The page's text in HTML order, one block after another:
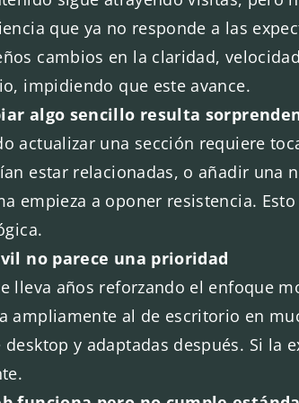
que ya no responde a las
cambios en la claridad,
impidiendo que este avance.
algo sencillo resulta
actualizar una sección requiere
estar relacionadas, o añadir una
empieza a oponer resistencia.
no parece una prioridad
lleva años reforzando el enfoque
ampliamente al de escritorio en
desktop y adaptadas después. Si la